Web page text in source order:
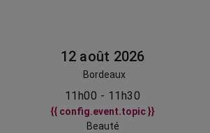
12 août 2026
Bordeaux
11h00 - 11h30
{{ config.event.topic }}
Beauté